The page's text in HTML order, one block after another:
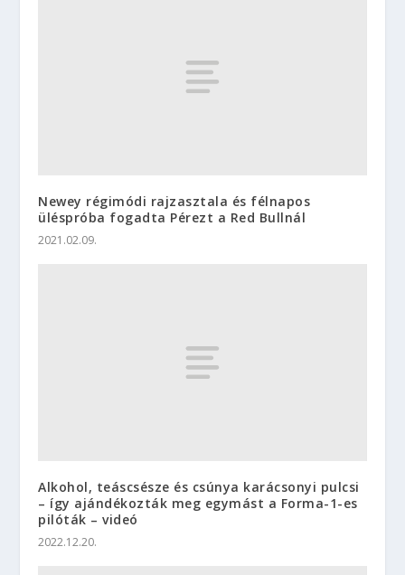
Newey régimódi rajzasztala és félnapos
üléspróba fogadta Pérezt a Red Bullnál
2021.02.09.
Alkohol, teáscsésze és csúnya karácsonyi pulcsi
– így ajándékozták meg egymást a Forma-1-es
pilóták – videó
2022.12.20.